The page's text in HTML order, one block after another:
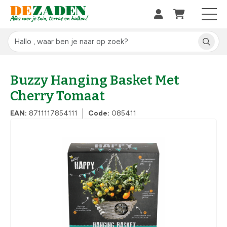
Buzzy Hanging Basket Met
Cherry Tomaat
EAN: 8711117854111 Code: 085411